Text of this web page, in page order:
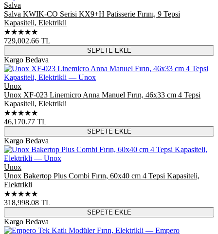
Salva
Salva KWIK-CO Serisi KX9+H Patisserie Fırını, 9 Tepsi
Kapasiteli, Elektrikli
★★★★★
729,002.66 TL
SEPETE EKLE
Kargo Bedava
Unox
Unox XF-023 Linemicro Anna Manuel Fırın, 46x33 cm 4 Tepsi
Kapasiteli, Elektrikli
★★★★★
46,170.77 TL
SEPETE EKLE
Kargo Bedava
Unox
Unox Bakertop Plus Combi Fırın, 60x40 cm 4 Tepsi Kapasiteli,
Elektrikli
★★★★★
318,998.08 TL
SEPETE EKLE
Kargo Bedava